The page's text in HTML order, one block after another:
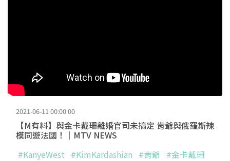
2021-06-11 00:00:00
【M有料】與金卡戴珊離婚官司未搞定 肯爺與俄羅斯辣
模同遊法國！｜MTV NEWS
#KanyeWest #KimKardashian #肯爺 #金卡戴珊